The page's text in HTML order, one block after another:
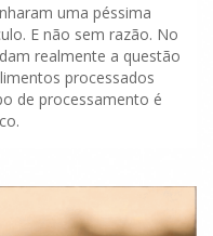
uma péssima
E não sem razão. No
realmente a questão
processados
de processamento é